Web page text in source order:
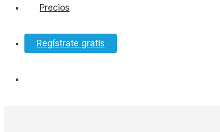
Bancos
Precios
Regístrate gratis